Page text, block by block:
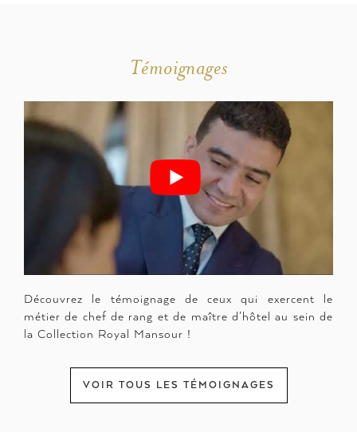
Témoignages
Découvrez le témoignage de ceux qui exercent le
métier de chef de rang et de maître d’hôtel au sein de
la Collection Royal Mansour !
VOIR TOUS LES TÉMOIGNAGES